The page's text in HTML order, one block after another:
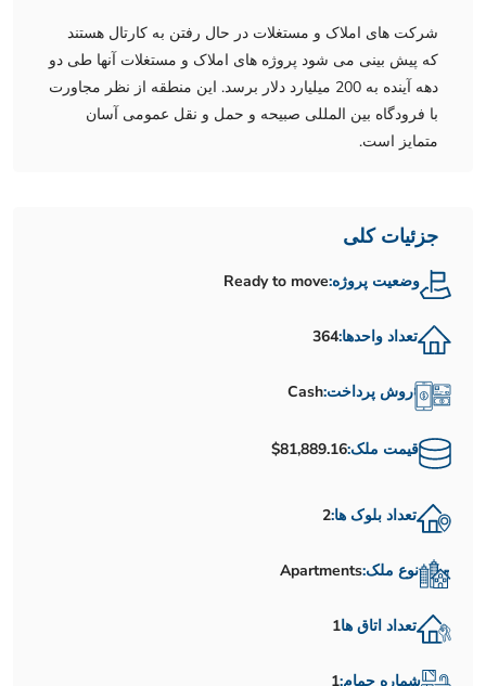
شرکت های املاک و مستغلات در حال رفتن به کارتال هستند
که پیش بینی می شود پروژه های املاک و مستغلات آنها طی دو
دهه آینده به 200 میلیارد دلار برسد. این منطقه از نظر مجاورت
با فرودگاه بین المللی صبیحه و حمل و نقل عمومی آسان
متمایز است.
جزئیات کلی
وضعیت پروژه:Ready to move
تعداد واحدها:364
روش پرداخت:Cash
قیمت ملک:$81,889.16
تعداد بلوک ها:2
نوع ملک:Apartments
تعداد اتاق ها1
شماره حمام:1